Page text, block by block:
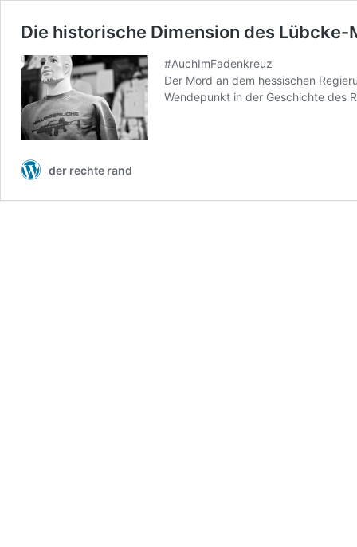
Die historische Dimension des Lübcke-
#AuchImFadenkreuz
Der Mord an dem hessischen
Wendepunkt in der Geschichte des
der rechte rand